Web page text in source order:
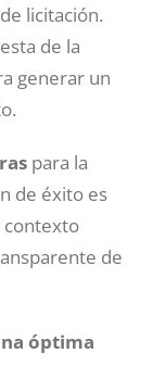
licitación.
de la
generar un
para la
de éxito es
contexto
de
óptima